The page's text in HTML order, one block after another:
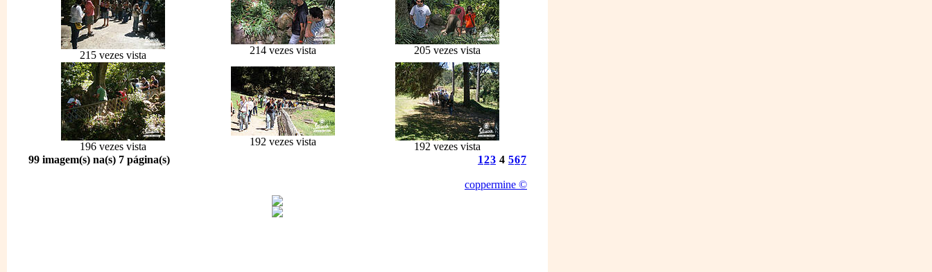
215 vezes vista 214 vezes vista 205 vezes vista
196 vezes vista 192 vezes vista
192 vezes vista
99 imagem(s) na(s) 7 página(s)
123 4 567
coppermine ©